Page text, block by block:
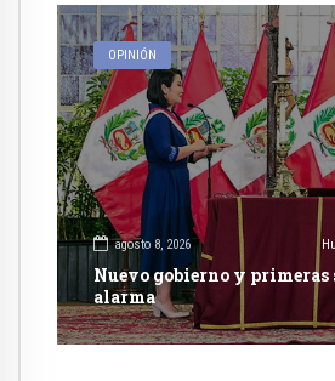
OPINIÓN
agosto 8, 2026
Nuevo gobierno y primeras
alarma